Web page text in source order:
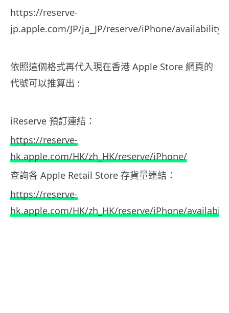
https://reserve-
jp.apple.com/JP/ja_JP/reserve/iPhone/availability
依照這個格式再代入現在香港 Apple Store 網頁的
代號可以推算出 :
iReserve 預訂連結：
https://reserve-
hk.apple.com/HK/zh_HK/reserve/iPhone/
查詢各 Apple Retail Store 存貨量連結：
https://reserve-
hk.apple.com/HK/zh_HK/reserve/iPhone/